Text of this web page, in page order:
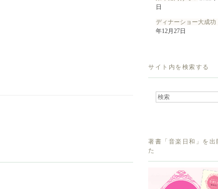
日
ディナーショー大成功
年12月27日
サイト内を検索する
著書「音楽日和」を出
た